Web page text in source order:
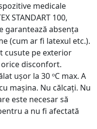
medicale
STANDART 100,
garantează absența
(cum ar fi latexul etc.).
cusute pe exterior
disconfort.
ușor la 30 ᵒC max. A
mașina. Nu călcați. Nu
este necesar să
a nu fi afectată